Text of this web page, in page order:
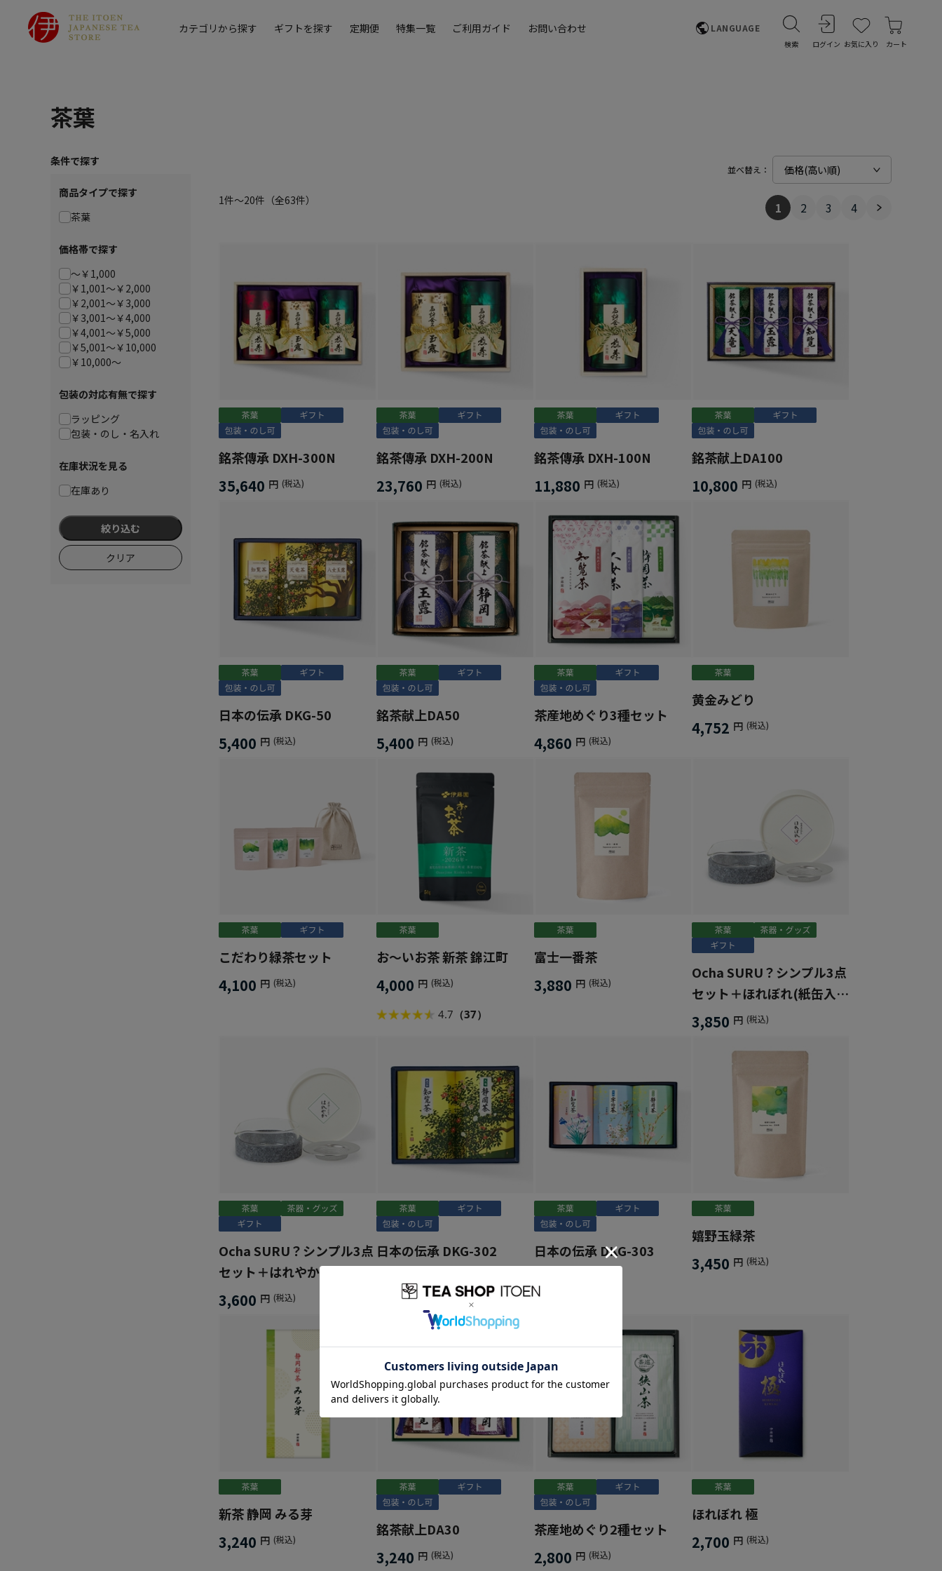
カテゴリから探す ギフトを探す 定期便 特集一覧 ご利用ガイド お問い合わせ LANGUAGE
検索 ログイン お気に入り カート
茶葉
条件で探す
商品タイプで探す
茶葉
価格帯で探す
～￥1,000
￥1,001～￥2,000
￥2,001～￥3,000
￥3,001～￥4,000
￥4,001～￥5,000
￥5,001～￥10,000
￥10,000～
包装の対応有無で探す
ラッピング
包装・のし・名入れ
在庫状況を見る
在庫あり
絞り込む
クリア
並べ替え：
1件～20件 （全63件） 1 2 3 4
銘茶傳承 DXH-300N
35,640 円 (税込)
銘茶傳承 DXH-200N
23,760 円 (税込)
銘茶傳承 DXH-100N
11,880 円 (税込)
銘茶献上DA100
10,800 円 (税込)
日本の伝承 DKG-50
5,400 円 (税込)
銘茶献上DA50
5,400 円 (税込)
茶産地めぐり3種セット
4,860 円 (税込)
黄金みどり
4,752 円 (税込)
こだわり緑茶セット
4,100 円 (税込)
お～いお茶 新茶 錦江町
4,000 円 (税込)
4.7 （37）
富士一番茶
3,880 円 (税込)
Ocha SURU？シンプル3点
セット＋ほれぼれ(紙缶入
り)
3,850 円 (税込)
Ocha SURU？シンプル3点
セット＋はれやか(紙缶入
り)
3,600 円 (税込)
日本の伝承 DKG-302
3,456
日本の伝承 DKG-303
嬉野玉緑茶
3,450 円 (税込)
新茶 静岡 みる芽
3,240 円 (税込)
銘茶献上DA30
3,240 円 (税込)
茶産地めぐり2種セット
2,800 円 (税込)
ほれぼれ 極
2,700 円 (税込)